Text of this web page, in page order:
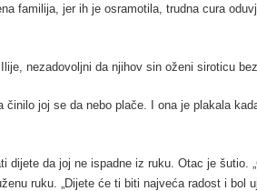
familija, jer ih je osramotila, trudna cura
nezadovoljni da njihov sin oženi siroticu
joj se da nebo plače. I ona je plakala
dijete da joj ne ispadne iz ruku. Otac je šutio.
ruku. „Dijete će ti biti najveća radost i bol